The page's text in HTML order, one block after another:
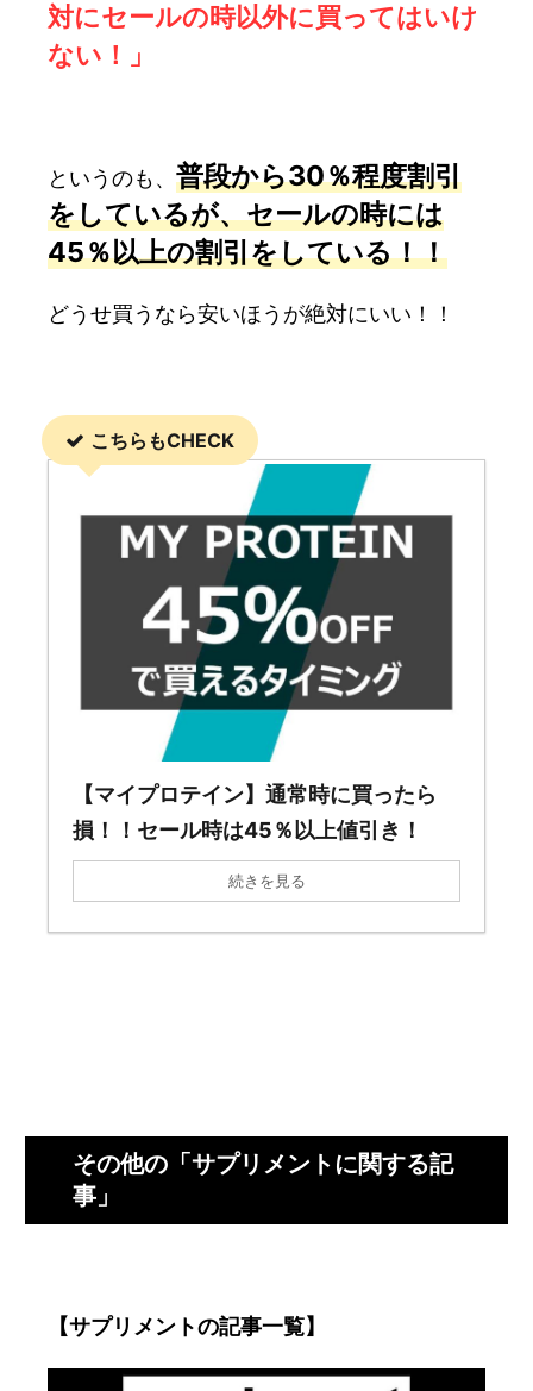
対にセールの時以外に買ってはいけ
ない！」
というのも、 普段から30％程度割引
をしているが、セールの時には
45％以上の割引をしている！！
どうせ買うなら安いほうが絶対にいい！！
こちらもCHECK
【マイプロテイン】通常時に買ったら
損！！セール時は45％以上値引き！
続きを見る
その他の「サプリメントに関する記
事」
【サプリメントの記事一覧】